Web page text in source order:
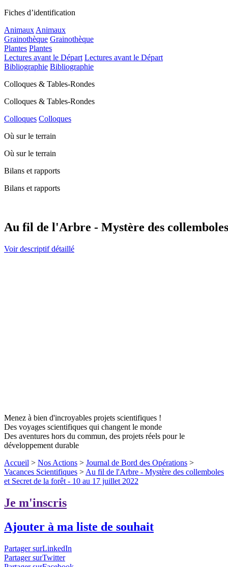
Fiches d’identification
Animaux Animaux
Grainothèque Grainothèque
Plantes Plantes
Lectures avant le Départ Lectures avant le Départ
Bibliographie Bibliographie
Colloques & Tables-Rondes
Colloques & Tables-Rondes
Colloques Colloques
Où sur le terrain
Où sur le terrain
Bilans et rapports
Bilans et rapports
Au fil de l'Arbre - Mystère des
Voir descriptif détaillé
Menez à bien d'incroyables projets scientifiques !
Des voyages scientifiques qui changent le monde
Des aventures hors du commun, des projets réels pour le
développement durable
Accueil > Nos Actions > Journal de Bord des Opérations >
Vacances Scientifiques > Au fil de l'Arbre - Mystère des collemboles
et Secret de la forêt - 10 au 17 juillet 2022
Je m'inscris
Ajouter à ma liste de souhait
Partager surLinkedIn
Partager surTwitter